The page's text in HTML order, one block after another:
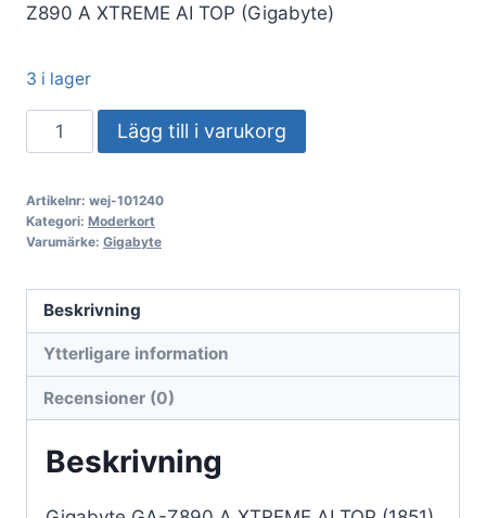
Z890 A XTREME AI TOP (Gigabyte)
3 i lager
Gigabyte
GA-
A
XTREME
TOP
(1851)
(D)
Lägg till i varukorg
Artikelnr: wej-101240
Kategori: Moderkort
Varumärke: Gigabyte
Beskrivning
Ytterligare information
Recensioner (0)
Beskrivning